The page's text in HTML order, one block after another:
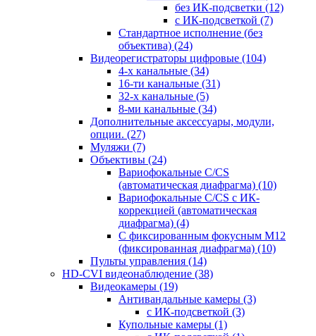
без ИК-подсветки (12)
с ИК-подсветкой (7)
Стандартное исполнение (без
объектива) (24)
Видеорегистраторы цифровые (104)
4-х канальные (34)
16-ти канальные (31)
32-х канальные (5)
8-ми канальные (34)
Дополнительные аксессуары, модули,
опции. (27)
Муляжи (7)
Объективы (24)
Вариофокальные C/CS
(автоматическая диафрагма) (10)
Вариофокальные C/CS с ИК-
коррекцией (автоматическая
диафрагма) (4)
С фиксированным фокусным М12
(фиксированная диафрагма) (10)
Пульты управления (14)
HD-CVI видеонаблюдение (38)
Видеокамеры (19)
Антивандальные камеры (3)
с ИК-подсветкой (3)
Купольные камеры (1)